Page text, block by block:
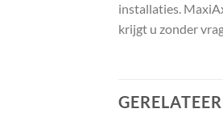
installaties.
krijgt u zonder